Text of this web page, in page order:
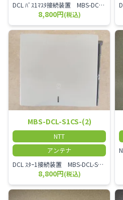
DCL ﾊﾞｽ1ﾏｽﾀ接続装置 MBS-DCL-1MCS-(1)
8,800円(税込)
MBS-DCL-S1CS-(2)
NTT
アンテナ
DCL ｽﾀｰ1接続装置 MBS-DCL-S1CS-(2)
8,800円(税込)